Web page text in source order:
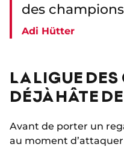
des champions
Adi Hütter
LA LIGUE
DÉJÀ HÂTE
Avant de porter un
au moment